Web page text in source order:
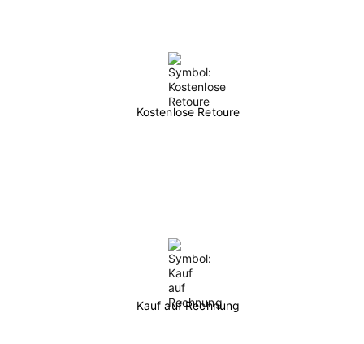
Kostenlose Retoure
Kauf auf Rechnung